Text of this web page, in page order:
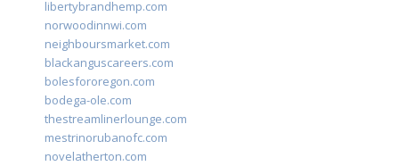
libertybrandhemp.com
norwoodinnwi.com
neighboursmarket.com
blackanguscareers.com
bolesfororegon.com
bodega-ole.com
thestreamlinerlounge.com
mestrinorubanofc.com
novelatherton.com